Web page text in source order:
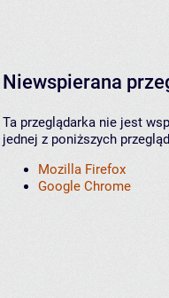
Niewspierana
Ta przeglądarka nie jest
jednej z poniższych
Mozilla Firefox
Google Chrome